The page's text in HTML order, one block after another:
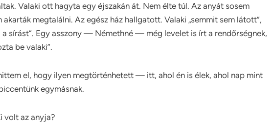
Valaki ott hagyta egy éjszakán át. Nem élte túl. Az anyát sosem
megtalálni. Az egész ház hallgatott. Valaki „semmit sem látott”,
a sírást”. Egy asszony — Némethné — még levelet is írt a rendőrségnek,
be valaki”.
el, hogy ilyen megtörténhetett — itt, ahol én is élek, ahol nap mint
egymásnak.
volt az anyja?